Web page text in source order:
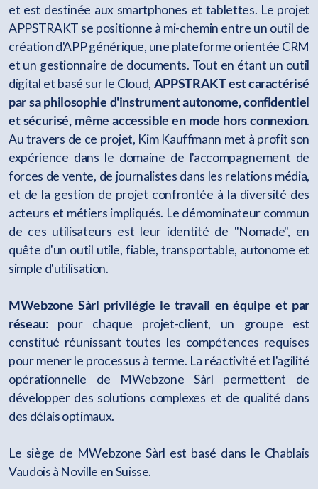
et est destinée aux smartphones et tablettes. Le projet
APPSTRAKT se positionne à mi-chemin entre un outil de
création d'APP générique, une plateforme orientée CRM
et un gestionnaire de documents. Tout en étant un outil
digital et basé sur le Cloud, APPSTRAKT est caractérisé
par sa philosophie d'instrument autonome, confidentiel
et sécurisé, même accessible en mode hors connexion.
Au travers de ce projet, Kim Kauffmann met à profit son
expérience dans le domaine de l'accompagnement de
forces de vente, de journalistes dans les relations média,
et de la gestion de projet confrontée à la diversité des
acteurs et métiers impliqués. Le démominateur commun
de ces utilisateurs est leur identité de "Nomade", en
quête d'un outil utile, fiable, transportable, autonome et
simple d'utilisation.
MWebzone Sàrl privilégie le travail en équipe et par
réseau: pour chaque projet-client, un groupe est
constitué réunissant toutes les compétences requises
pour mener le processus à terme. La réactivité et l'agilité
opérationnelle de MWebzone Sàrl permettent de
développer des solutions complexes et de qualité dans
des délais optimaux.
Le siège de MWebzone Sàrl est basé dans le Chablais
Vaudois à Noville en Suisse.